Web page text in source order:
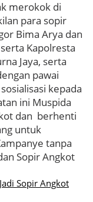
merokok di
para sopir
Bima Arya dan
Kapolresta
Jaya, serta
pawai
kepada
ini Muspida
dan berhenti
untuk
tanpa
Sopir Angkot
Sopir Angkot